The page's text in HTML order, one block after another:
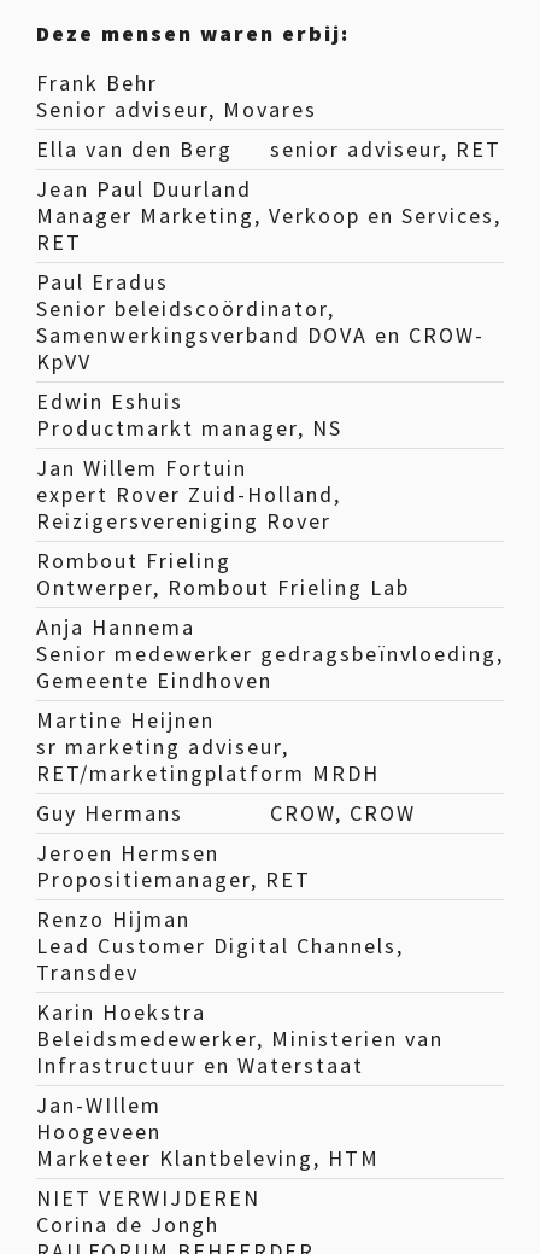
Deze mensen waren erbij:
Frank Behr
Senior adviseur, Movares
Ella van den Berg
senior adviseur, RET
Jean Paul Duurland
Manager Marketing, Verkoop en Services,
RET
Paul Eradus
Senior beleidscoördinator,
Samenwerkingsverband DOVA en CROW-
KpVV
Edwin Eshuis
Productmarkt manager, NS
Jan Willem Fortuin
expert Rover Zuid-Holland,
Reizigersvereniging Rover
Rombout Frieling
Ontwerper, Rombout Frieling Lab
Anja Hannema
Senior medewerker gedragsbeïnvloeding,
Gemeente Eindhoven
Martine Heijnen
sr marketing adviseur,
RET/marketingplatform MRDH
Guy Hermans
CROW, CROW
Jeroen Hermsen
Propositiemanager, RET
Renzo Hijman
Lead Customer Digital Channels,
Transdev
Karin Hoekstra
Beleidsmedewerker, Ministerien van
Infrastructuur en Waterstaat
Jan-WIllem
Hoogeveen
Marketeer Klantbeleving, HTM
NIET VERWIJDEREN
Corina de Jongh